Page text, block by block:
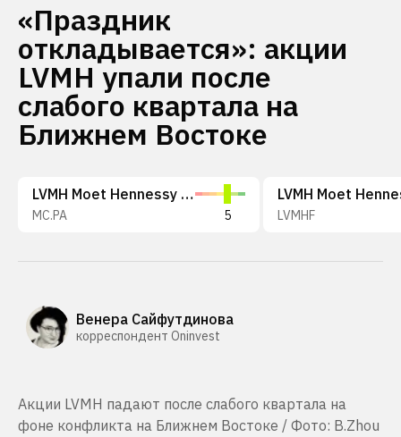
«Праздник
откладывается»: акции
LVMH упали после
слабого квартала на
Ближнем Востоке
LVMH Moet Hennessy - Louis Vuitton, Societe Europeenne
MC.PA 5 LVMHF
Венера Сайфутдинова
корреспондент Oninvest
Акции LVMH падают после слабого квартала на
фоне конфликта на Ближнем Востоке / Фото: B.Zhou